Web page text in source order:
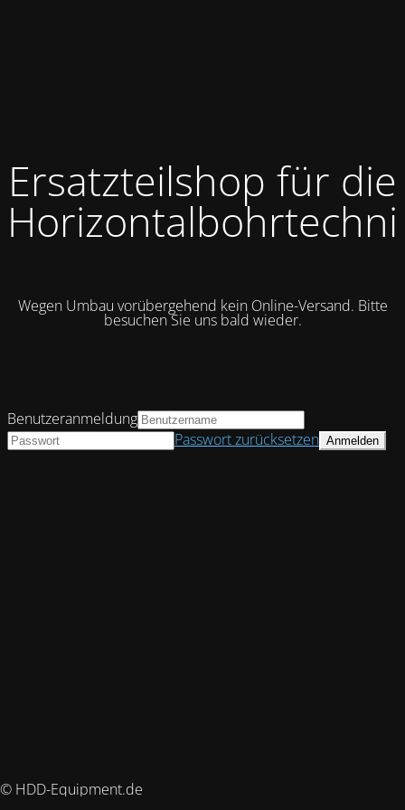
Ersatzteilshop für die
Wegen Umbau vorübergehend kein Online-Versand. Bitte
besuchen Sie uns bald wieder.
© HDD-Equipment.de
Benutzeranmeldung
Passwort zurücksetzen